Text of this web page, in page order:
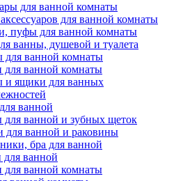
для ванной комнаты
для ванной комнаты
пуфы для ванной комнаты
ванны, душевой и туалета
для ванной комнаты
для ванной комнаты
и ящики для ванных
ванной
для ванной и зубных щеток
для ванной и раковины
бра для ванной
для ванной
для ванной комнаты